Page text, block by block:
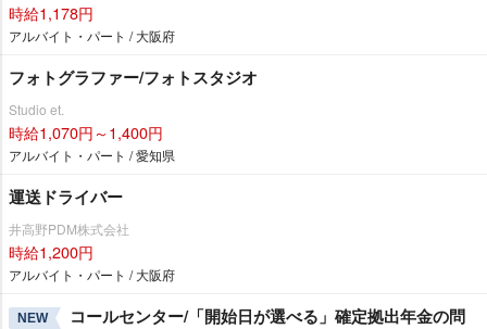
時給1,178円
アルバイト・パート / 大阪府
フォトグラファー/フォトスタジオ
Studio et.
時給1,070円～1,400円
アルバイト・パート / 愛知県
運送ドライバー
井高野PDM株式会社
時給1,200円
アルバイト・パート / 大阪府
NEW
コールセンター/「開始日が選べる」確定拠出年金の問